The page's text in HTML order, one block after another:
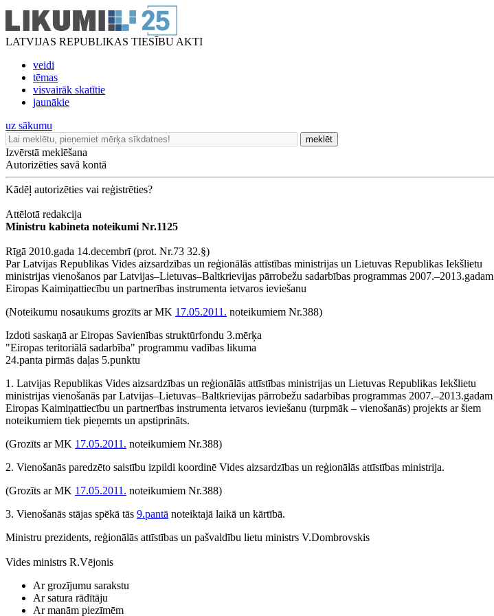
LATVIJAS REPUBLIKAS TIESĪBU AKTI
veidi
tēmas
visvairāk skatītie
jaunākie
uz sākumu
meklēt
Izvērstā meklēšana
Autorizēties savā kontā
Kādēļ autorizēties vai reģistrēties?
Attēlotā redakcija
Ministru kabineta noteikumi Nr.1125
Rīgā 2010.gada 14.decembrī (prot. Nr.73 32.§)
Par Latvijas Republikas Vides aizsardzības un reģionālās attīstības ministrijas un Lietuvas Republikas Iekšlietu
ministrijas vienošanos par Latvijas–Lietuvas–Baltkrievijas pārrobežu sadarbības programmas 2007.–2013.gadam
Eiropas Kaimiņattiecību un partnerības instrumenta ietvaros ieviešanu
(Noteikumu nosaukums grozīts ar MK 17.05.2011. noteikumiem Nr.388)
Izdoti saskaņā ar Eiropas Savienības struktūrfondu 3.mērķa
"Eiropas teritoriālā sadarbība" programmu vadības likuma
24.panta pirmās daļas 5.punktu
1. Latvijas Republikas Vides aizsardzības un reģionālās attīstības ministrijas un Lietuvas Republikas Iekšlietu
ministrijas vienošanās par Latvijas–Lietuvas–Baltkrievijas pārrobežu sadarbības programmas 2007.–2013.gadam
Eiropas Kaimiņattiecību un partnerības instrumenta ietvaros ieviešanu (turpmāk – vienošanās) projekts ar šiem
noteikumiem tiek pieņemts un apstiprināts.
(Grozīts ar MK 17.05.2011. noteikumiem Nr.388)
2. Vienošanās paredzēto saistību izpildi koordinē Vides aizsardzības un reģionālās attīstības ministrija.
(Grozīts ar MK 17.05.2011. noteikumiem Nr.388)
3. Vienošanās stājas spēkā tās 9.pantā noteiktajā laikā un kārtībā.
Ministru prezidents, reģionālās attīstības un pašvaldību lietu ministrs V.Dombrovskis
Vides ministrs R.Vējonis
Ar grozījumu sarakstu
Ar satura rādītāju
Ar manām piezīmēm